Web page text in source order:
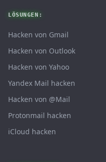
LÖSUNGEN:
Hacken von Gmail
Hacken von Outlook
Hacken von Yahoo
Yandex Mail hacken
Hacken von @Mail
Protonmail hacken
iCloud hacken